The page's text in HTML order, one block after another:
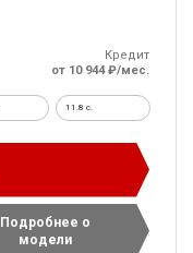
Кредит
от 10 944 ₽/мес.
11.8 c.
Подробнее о
модели